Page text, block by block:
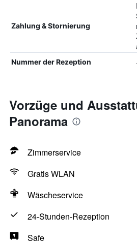
Zahlung & Stornierung
Nummer der Rezeption
Vorzüge und
Panorama
Zimmerservice
Gratis WLAN
Wäscheservice
24-Stunden-Rezeption
Safe